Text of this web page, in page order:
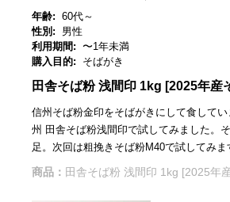
年齢: 60代～
性別:
男性
利用期間: 〜1年未満
購入目的:
そばがき
田舎そば粉 浅間印 1kg [2025年産
信州そば粉金印をそばがきにして食して
州 田舎そば粉浅間印で試してみました。
足。次回は粗挽きそば粉M40で試してみま
商品： 田舎そば粉 浅間印 1kg [2025年